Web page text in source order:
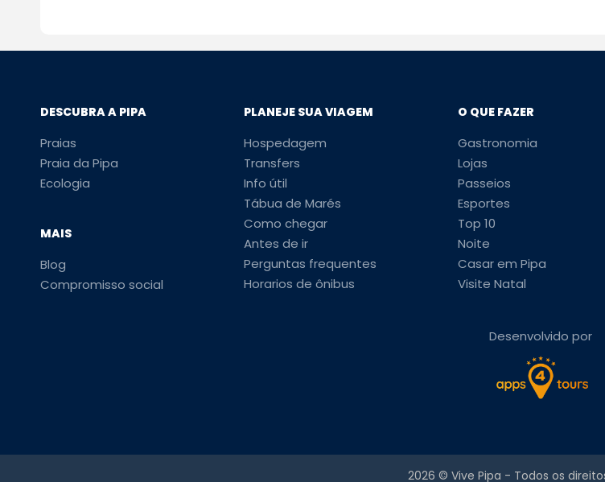
DESCUBRA A PIPA
Praias
Praia da Pipa
Ecologia
MAIS
Blog
Compromisso social
PLANEJE SUA VIAGEM
Hospedagem
Transfers
Info útil
Tábua de Marés
Como chegar
Antes de ir
Perguntas frequentes
Horarios de ônibus
O QUE FAZER
Gastronomia
Lojas
Passeios
Esportes
Top 10
Noite
Casar em Pipa
Visite Natal
Desenvolvido por
2026 © Vive Pipa - Todos os